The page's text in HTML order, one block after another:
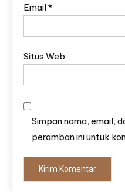
Email*
Situs Web
Simpan nama, email,
peramban ini untuk